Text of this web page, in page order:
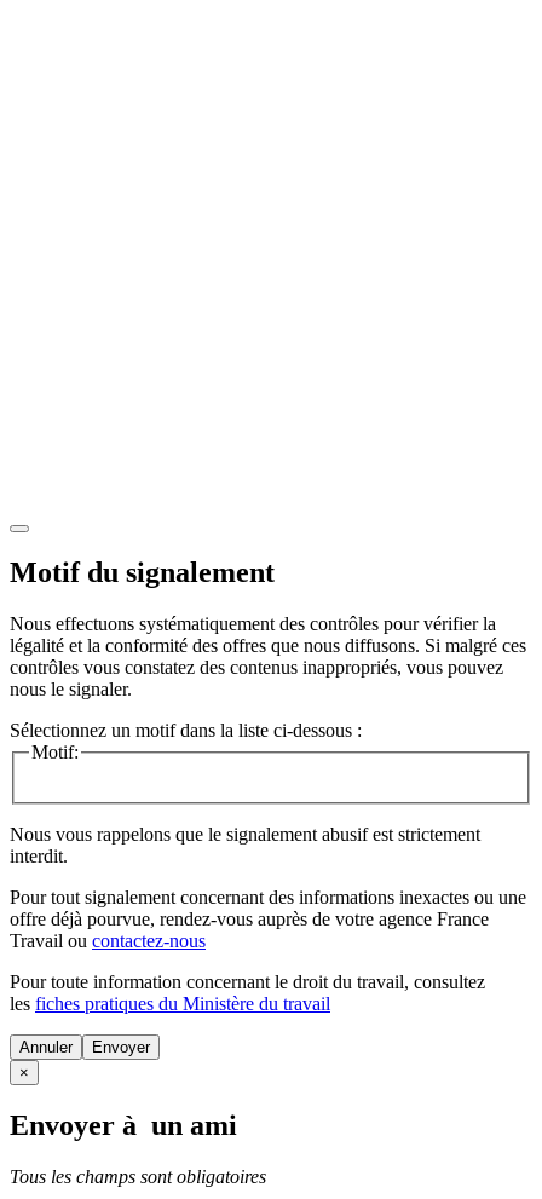
Motif du signalement
Nous effectuons systématiquement des contrôles pour vérifier la
légalité et la conformité des offres que nous diffusons. Si malgré ces
contrôles vous constatez des contenus inappropriés, vous pouvez
nous le signaler.
Sélectionnez un motif dans la liste ci-dessous :
Motif:
Nous vous rappelons que le signalement abusif est strictement
interdit.
Pour tout signalement concernant des informations inexactes ou une
offre déjà pourvue, rendez-vous auprès de votre agence France
Travail ou contactez-nous
Pour toute information concernant le droit du travail, consultez
les fiches pratiques du Ministère du travail
Annuler
×
Envoyer à un ami
Tous les champs sont obligatoires